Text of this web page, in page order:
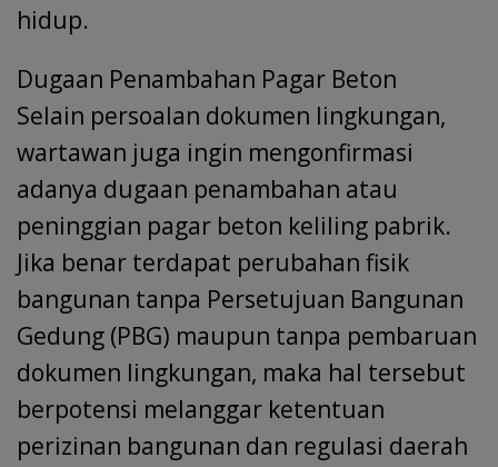
hidup.
Dugaan Penambahan Pagar Beton
Selain persoalan dokumen lingkungan,
wartawan juga ingin mengonfirmasi
adanya dugaan penambahan atau
peninggian pagar beton keliling pabrik.
Jika benar terdapat perubahan fisik
bangunan tanpa Persetujuan Bangunan
Gedung (PBG) maupun tanpa pembaruan
dokumen lingkungan, maka hal tersebut
berpotensi melanggar ketentuan
perizinan bangunan dan regulasi daerah